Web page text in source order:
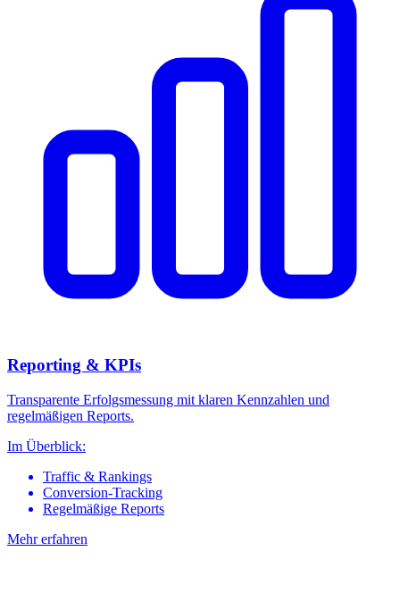
Reporting & KPIs
Transparente Erfolgsmessung mit klaren Kennzahlen und
regelmäßigen Reports.
Im Überblick:
Traffic & Rankings
Conversion-Tracking
Regelmäßige Reports
Mehr erfahren